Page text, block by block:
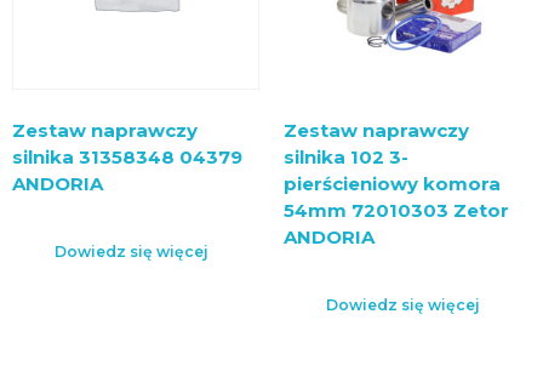
Zestaw naprawczy
silnika 31358348 04379
ANDORIA
Dowiedz się więcej
Zestaw naprawczy
silnika 102 3-
pierścieniowy komora
54mm 72010303 Zetor
ANDORIA
Dowiedz się więcej